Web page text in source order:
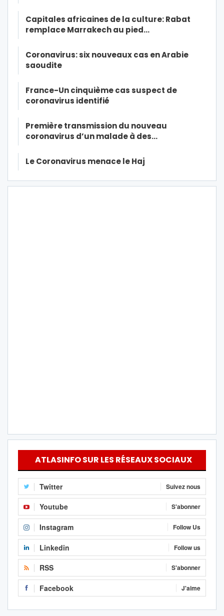
Capitales africaines de la culture: Rabat
remplace Marrakech au pied…
Coronavirus: six nouveaux cas en Arabie
saoudite
France-Un cinquième cas suspect de
coronavirus identifié
Première transmission du nouveau
coronavirus d’un malade à des…
Le Coronavirus menace le Haj
ATLASINFO SUR LES RÉSEAUX SOCIAUX
Twitter Suivez nous
Youtube S'abonner
Instagram Follow Us
Linkedin Follow us
RSS S'abonner
Facebook J'aime